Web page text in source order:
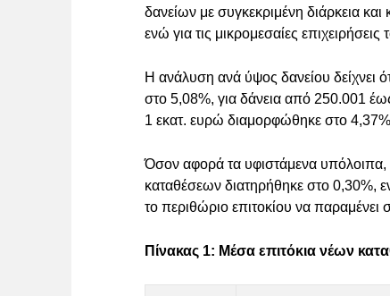
δανείων με συγκεκριμένη διάρκεια
ενώ για τις μικρομεσαίες
Η ανάλυση ανά ύψος δανείου δείχνει
στο 5,08%, για δάνεια από 250.001
1 εκατ. ευρώ διαμορφώθηκε στο
Όσον αφορά τα υφιστάμενα υπόλοιπα,
καταθέσεων διατηρήθηκε στο 0,30%,
το περιθώριο επιτοκίου να παραμένει
Πίνακας 1: Μέσα επιτόκια νέων